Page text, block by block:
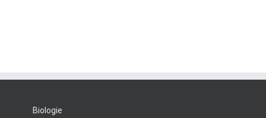
Biologie